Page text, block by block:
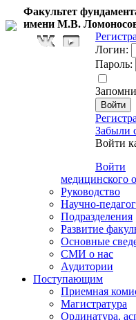
Факультет
имени М.В.
Логин:
Пароль:
Запомни
Забыли
Войти
Войти
медицинского
Руководство
Научно-
Подразделения
Развитие
Основные
СМИ о нас
Аудитории
Поступающим
Приемная
Магистратура
Ординатура,